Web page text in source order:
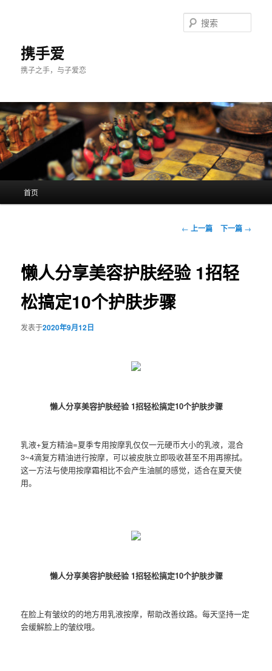
携手爱
携子之手，与子爱恋
索
首页
文
航
← 上一篇 下一篇 →
懒人分享美容护肤经验 1招轻
松搞定10个护肤步骤
发表于2020年9月12日
懒人分享美容护肤经验 1招轻松搞定10个护肤步骤
乳液+复方精油=夏季专用按摩乳仅仅一元硬币大小的乳液，混合
3~4滴复方精油进行按摩，可以被皮肤立即吸收甚至不用再擦拭。
这一方法与使用按摩霜相比不会产生油腻的感觉，适合在夏天使
用。
懒人分享美容护肤经验 1招轻松搞定10个护肤步骤
在脸上有皱纹的的地方用乳液按摩，帮助改善纹路。每天坚持一定
会缓解脸上的皱纹哦。